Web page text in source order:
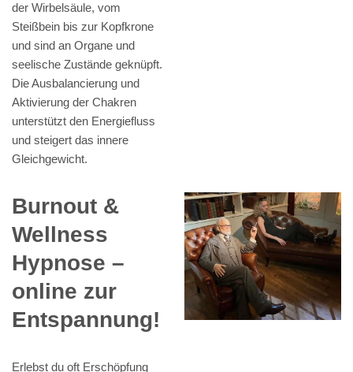
der Wirbelsäule, vom
Steißbein bis zur Kopfkrone
und sind an Organe und
seelische Zustände geknüpft.
Die Ausbalancierung und
Aktivierung der Chakren
unterstützt den Energiefluss
und steigert das innere
Gleichgewicht.
Burnout &
Wellness
Hypnose –
online zur
Entspannung!
Erlebst du oft Erschöpfung